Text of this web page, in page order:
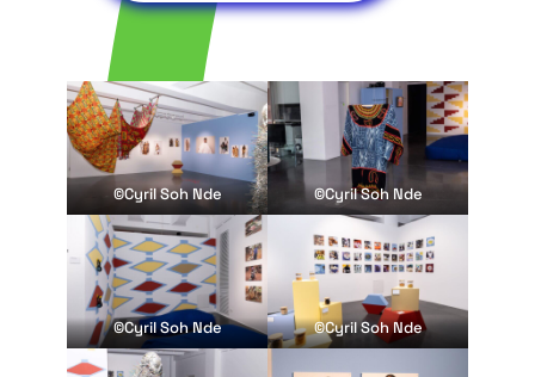
©Cyril Soh Nde ©Cyril Soh Nde
©Cyril Soh Nde ©Cyril Soh Nde